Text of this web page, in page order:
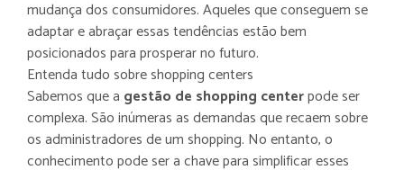
com o nosso site. Ao navegar pelas páginas,
você declara estar de acordo com a nossa
Política de Privacidade.
Recusar Cookies Aceitar Cookies
com o nosso site. Ao navegar pelas páginas,
você declara estar de acordo com a nossa
Política de Privacidade.
Recusar Cookies Aceitar Cookies
mudança dos consumidores. Aqueles que conseguem se
adaptar e abraçar essas tendências estão bem
posicionados para prosperar no futuro.
Entenda tudo sobre shopping centers
Sabemos que a gestão de shopping centerpode ser
complexa. São inúmeras as demandas que recaem sobre
os administradores de um shopping. No entanto, o
conhecimento pode ser a chave para simplificar esses